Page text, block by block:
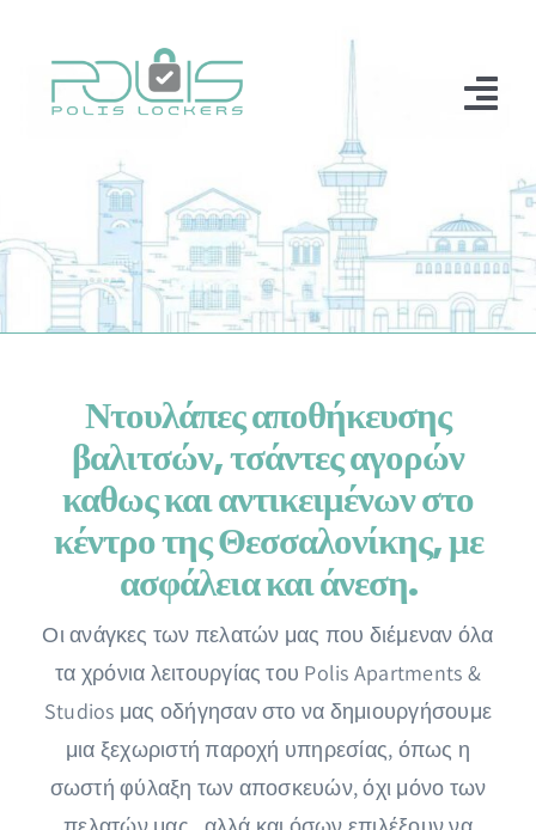
content
Η Φιλοσοφία μας
Υπηρεσίες
Επικοινωνία
Ντουλάπες αποθήκευσης
βαλιτσών, τσάντες αγορών
καθως και αντικειμένων στο
κέντρο της Θεσσαλονίκης, με
ασφάλεια και άνεση.
Οι ανάγκες των πελατών μας που διέμεναν όλα
τα χρόνια λειτουργίας του Polis Apartments &
Studios μας οδήγησαν στο να δημιουργήσουμε
μια ξεχωριστή παροχή υπηρεσίας, όπως η
σωστή φύλαξη των αποσκευών, όχι μόνο των